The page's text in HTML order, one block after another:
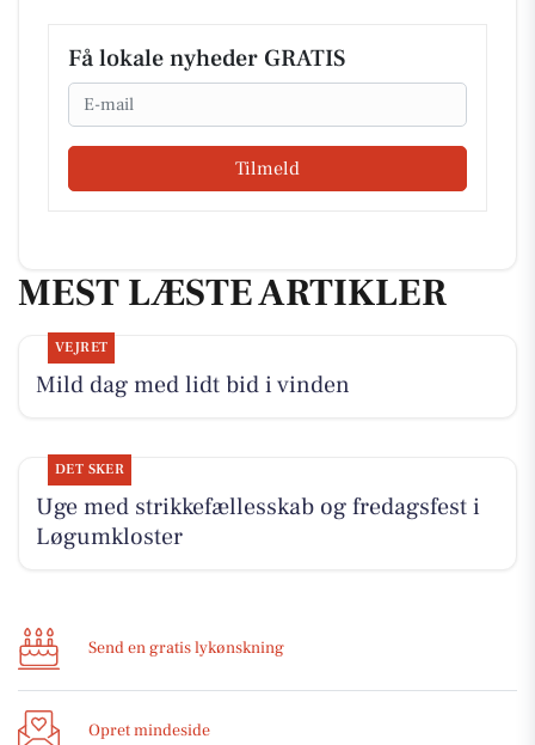
Få lokale nyheder GRATIS
Email
Tilmeld
MEST LÆSTE ARTIKLER
VEJRET
Mild dag med lidt bid i vinden
DET SKER
Uge med strikkefællesskab og fredagsfest i
Løgumkloster
Send en gratis lykønskning
Opret mindeside